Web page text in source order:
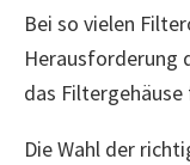
Bei so vielen
Herausforderung
das
Die Wahl der